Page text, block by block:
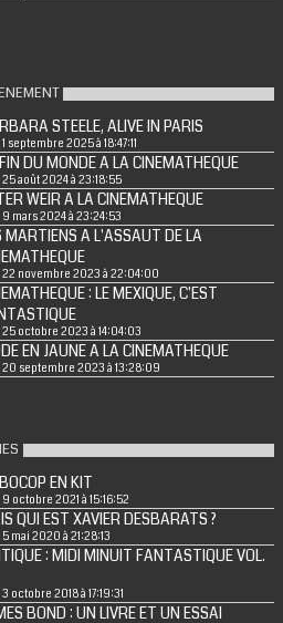
STEELE, ALIVE IN PARIS
septembre 2025 à 18:47:11
DU MONDE A LA CINEMATHEQUE
25 août 2024 à 23:18:55
WEIR A LA CINEMATHEQUE
9 mars 2024 à 23:24:53
MARTIENS A L'ASSAUT DE LA
22 novembre 2023 à 22:04:00
: LE MEXIQUE, C'EST
25 octobre 2023 à 14:04:03
EN JAUNE A LA CINEMATHEQUE
20 septembre 2023 à 13:28:09
EN KIT
9 octobre 2021 à 15:16:52
QUI EST XAVIER DESBARATS ?
5 mai 2020 à 21:28:13
: MIDI MINUIT FANTASTIQUE VOL.
octobre 2018 à 17:19:31
BOND : UN LIVRE ET UN ESSAI